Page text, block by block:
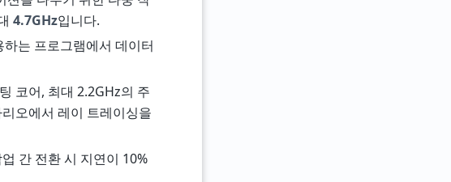
4.7GHz입니다.
는 프로그램에서 데이터
코어, 최대 2.2GHz의 주
오에서 레이 트레이싱을
간 전환 시 지연이 10%